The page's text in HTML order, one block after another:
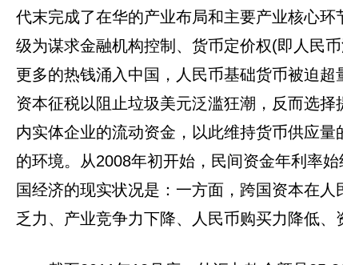
代末完成了在华的产业布局和主要产业核心
级为谋求金融机构控制、货币定价权(即人民
更多的热钱涌入中国，人民币基础货币被迫
资本征税以阻止垃圾美元泛滥狂潮，反而选
内实体企业的流动资金，以此维持货币供应
的环境。从2008年初开始，民间资金年利率
国经济的现实状况是：一方面，跨国资本在
乏力、产业竞争力下降、人民币购买力降低